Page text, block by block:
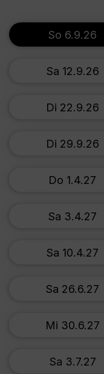
So 6.9.26
Sa 12.9.26
Di 22.9.26
Di 29.9.26
Do 1.4.27
Sa 3.4.27
Sa 10.4.27
Sa 26.6.27
Mi 30.6.27
Sa 3.7.27